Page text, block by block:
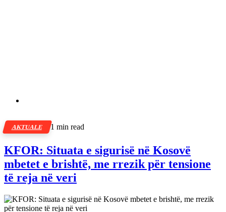
AKTUALE 1 min read
KFOR: Situata e sigurisë në Kosovë
mbetet e brishtë, me rrezik për tensione
të reja në veri